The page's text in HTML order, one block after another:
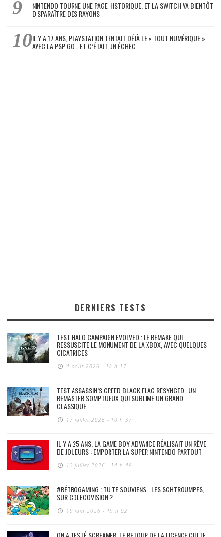
NINTENDO TOURNE UNE PAGE HISTORIQUE, ET LA SWITCH VA BIENTÔT
DISPARAÎTRE DES RAYONS
IL Y A 17 ANS, PLAYSTATION TENTAIT DÉJÀ LE « TOUT NUMÉRIQUE »
AVEC LA PSP GO… ET C’ÉTAIT UN ÉCHEC
DERNIERS TESTS
TEST HALO CAMPAIGN EVOLVED : LE REMAKE QUI
RESSUSCITE LE MONUMENT DE LA XBOX, AVEC QUELQUES
CICATRICES
4 août 2026 - 10 h 17
TEST ASSASSIN’S CREED BLACK FLAG RESYNCED : UN
REMASTER SOMPTUEUX QUI SUBLIME UN GRAND
CLASSIQUE
17 juillet 2026 - 10 h 37
IL Y A 25 ANS, LA GAME BOY ADVANCE RÉALISAIT UN RÊVE
DE JOUEURS : EMPORTER LA SUPER NINTENDO PARTOUT
13 juillet 2026 - 14 h 48
#RÉTROGAMING : TU TE SOUVIENS… LES SCHTROUMPFS,
SUR COLECOVISION ?
19 juin 2026 - 19 h 02